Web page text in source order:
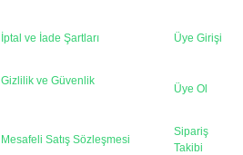
İptal ve İade Şartları Üye Girişi
Gizlilik ve Güvenlik
Üye Ol
Mesafeli Satış Sözleşmesi
Sipariş
Takibi